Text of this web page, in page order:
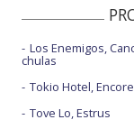
Los Enemigos,
chulas
Tokio Hotel, Encore
Tove Lo, Estrus